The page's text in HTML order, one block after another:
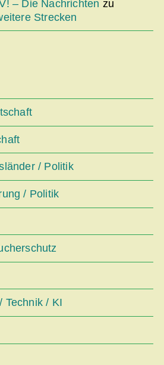
– Die Nachrichten zu
Strecken
/ Politik
/ Politik
Technik / KI